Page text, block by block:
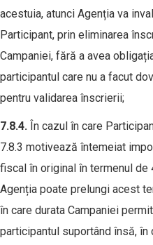
acestuia, atunci Agenția va
Participant, prin eliminarea
Campaniei, fără a avea
participantul care nu a facut
pentru validarea înscrierii;
7.8.4. În cazul în care
7.8.3 motivează întemeiat
fiscal în original în termenul de
Agenția poate prelungi acest
în care durata Campaniei
participantul suportând însă,